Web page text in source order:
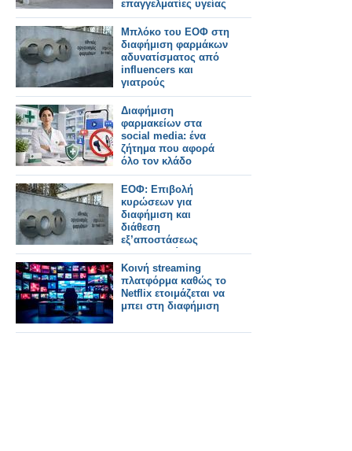
επαγγελματίες υγείας
Μπλόκο του ΕΟΦ στη
διαφήμιση φαρμάκων
αδυνατίσματος από
influencers και
γιατρούς
Διαφήμιση
φαρμακείων στα
social media: ένα
ζήτημα που αφορά
όλο τον κλάδο
ΕΟΦ: Επιβολή
κυρώσεων για
διαφήμιση και
διάθεση
εξ’αποστάσεως
κτηνιατρικών
φαρμάκων
Κοινή streaming
πλατφόρμα καθώς το
Netflix ετοιμάζεται να
μπει στη διαφήμιση